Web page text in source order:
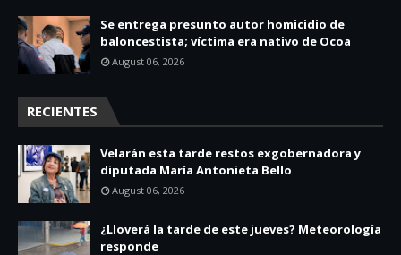
Se entrega presunto autor homicidio de
baloncestista; víctima era nativo de Ocoa
August 06, 2026
RECIENTES
Velarán esta tarde restos exgobernadora y
diputada María Antonieta Bello
August 06, 2026
¿Lloverá la tarde de este jueves? Meteorología
responde